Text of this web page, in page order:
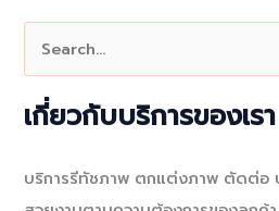
r
เกี่ยวกับบริการของเรา
บริการรีทัชภาพ ตกแต่งภาพ ตัดต่อ